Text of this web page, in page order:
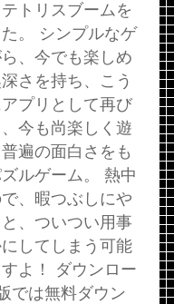
トリスブームを
。 シンプルなゲ
、今でも楽しめ
さを持ち、こう
プリとして再び
今も尚楽しく遊
遍の面白さをも
ルゲーム。 熱中
、暇つぶしにや
、ついつい用事
してしまう可能
よ！ ダウンロー
では無料ダウン